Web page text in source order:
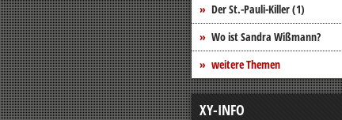
Der St.-Pauli-Killer (1)
Wo ist Sandra Wißmann?
weitere Themen
XY-INFO